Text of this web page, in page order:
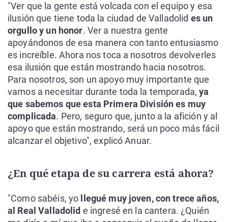
"Ver que la gente está volcada con el equipo y esa
ilusión que tiene toda la ciudad de Valladolid es un
orgullo y un honor. Ver a nuestra gente
apoyándonos de esa manera con tanto entusiasmo
es increíble. Ahora nos toca a nosotros devolverles
esa ilusión que están mostrando hacia nosotros.
Para nosotros, son un apoyo muy importante que
vamos a necesitar durante toda la temporada,ya
que sabemos que esta Primera División es muy
complicada. Pero, seguro que, junto a la afición y al
apoyo que están mostrando, será un poco más fácil
alcanzar el objetivo", explicó Anuar.
¿En qué etapa de su carrera está ahora?
"Como sabéis, yo
llegué muy joven, con trece años,
al Real Valladolid e ingresé en la cantera. ¿Quién